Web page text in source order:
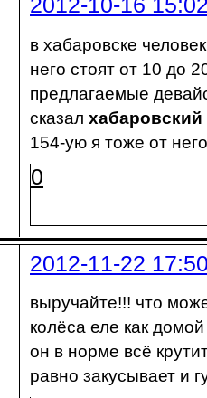
в хабаровске
него стоят от 10 до
предлагаемые
сказалхабаровский
154-ую я тоже от
0
2012-11-22
выручайте!!! что
колёса еле как
он в норме всё
равно закусывает и